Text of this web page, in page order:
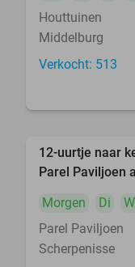
Houttuinen
Middelburg
Verkocht: 513
12-uurtje naar
Parel Paviljoen
Morgen
Di
Parel Paviljoen
Scherpenisse